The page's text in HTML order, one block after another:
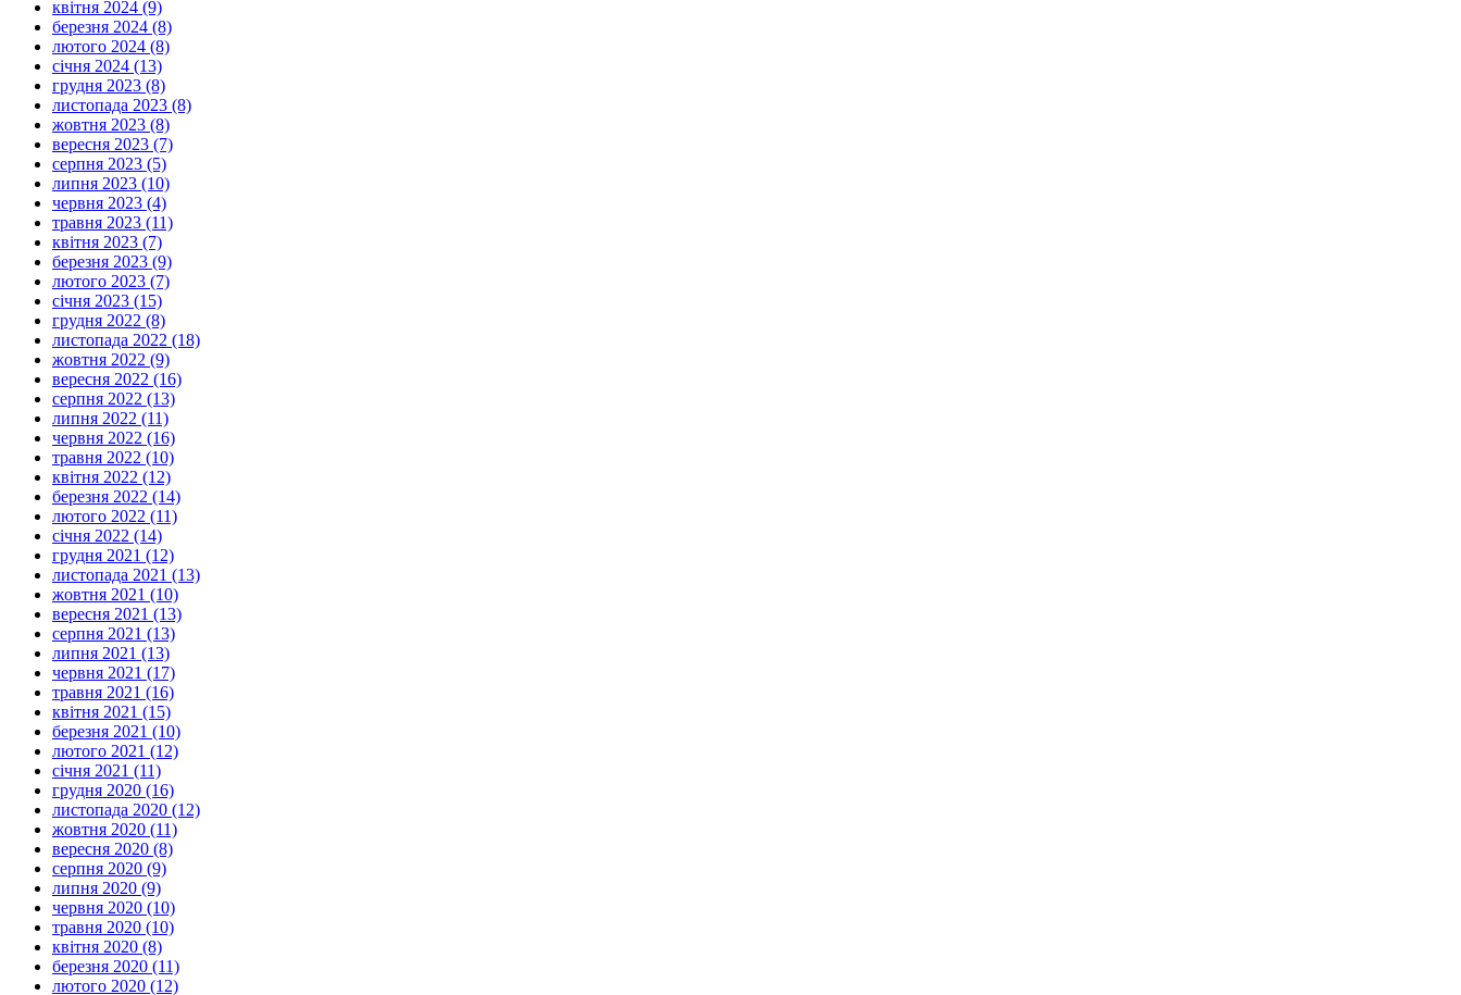
квітня 2024 (9)
березня 2024 (8)
лютого 2024 (8)
січня 2024 (13)
грудня 2023 (8)
листопада 2023 (8)
жовтня 2023 (8)
вересня 2023 (7)
серпня 2023 (5)
липня 2023 (10)
червня 2023 (4)
травня 2023 (11)
квітня 2023 (7)
березня 2023 (9)
лютого 2023 (7)
січня 2023 (15)
грудня 2022 (8)
листопада 2022 (18)
жовтня 2022 (9)
вересня 2022 (16)
серпня 2022 (13)
липня 2022 (11)
червня 2022 (16)
травня 2022 (10)
квітня 2022 (12)
березня 2022 (14)
лютого 2022 (11)
січня 2022 (14)
грудня 2021 (12)
листопада 2021 (13)
жовтня 2021 (10)
вересня 2021 (13)
серпня 2021 (13)
липня 2021 (13)
червня 2021 (17)
травня 2021 (16)
квітня 2021 (15)
березня 2021 (10)
лютого 2021 (12)
січня 2021 (11)
грудня 2020 (16)
листопада 2020 (12)
жовтня 2020 (11)
вересня 2020 (8)
серпня 2020 (9)
липня 2020 (9)
червня 2020 (10)
травня 2020 (10)
квітня 2020 (8)
березня 2020 (11)
лютого 2020 (12)